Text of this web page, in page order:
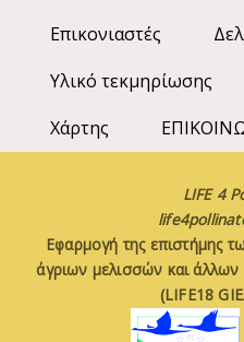
Επικονιαστές
Υλικό τεκμηρίωσης
Χάρτης
LIFE 4
Εφαρμογή της επιστήμης
άγριων μελισσών και
(LIFE18